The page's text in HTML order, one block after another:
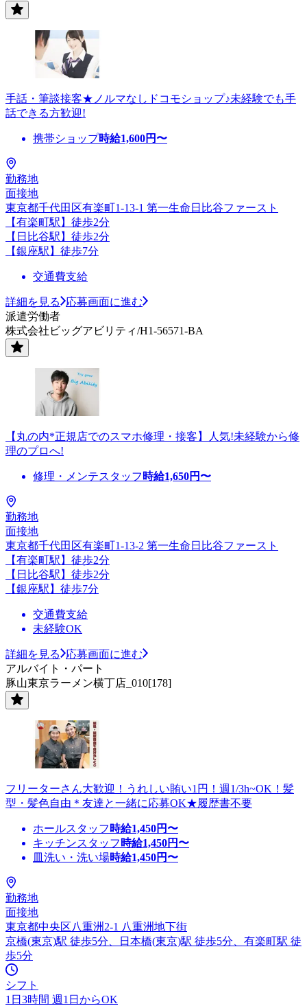
手話・筆談接客★ノルマなしドコモショップ♪未経験でも手
話できる方歓迎!
携帯ショップ時給1,600円〜
勤務地
面接地
東京都千代田区有楽町1-13-1 第一生命日比谷ファースト
【有楽町駅】徒歩2分
【日比谷駅】徒歩2分
【銀座駅】徒歩7分
交通費支給
詳細を見る
応募画面に進む
派遣労働者
株式会社ビッグアビリティ/H1-56571-BA
【丸の内*正規店でのスマホ修理・接客】人気!未経験から修
理のプロへ!
修理・メンテスタッフ 時給1,650円〜
勤務地
面接地
東京都千代田区有楽町1-13-2 第一生命日比谷ファースト
【有楽町駅】徒歩2分
【日比谷駅】徒歩2分
【銀座駅】徒歩7分
交通費支給
未経験OK
詳細を見る
応募画面に進む
アルバイト・パート
豚山東京ラーメン横丁店_010[178]
フリーターさん大歓迎！うれしい賄い1円！週1/3h~OK！髪
型・髪色自由＊友達と一緒に応募OK★履歴書不要
ホールスタッフ 時給1,450円〜
キッチンスタッフ 時給1,450円〜
皿洗い・洗い場時給1,450円〜
勤務地
面接地
東京都中央区八重洲2-1 八重洲地下街
京橋(東京)駅 徒歩5分、日本橋(東京)駅 徒歩5分、有楽町駅 徒
歩5分
シフト
1日3時間 週1日からOK